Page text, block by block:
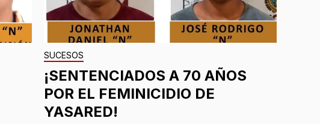
SUCESOS
¡SENTENCIADOS A 70 AÑOS
POR EL FEMINICIDIO DE
YASARED!